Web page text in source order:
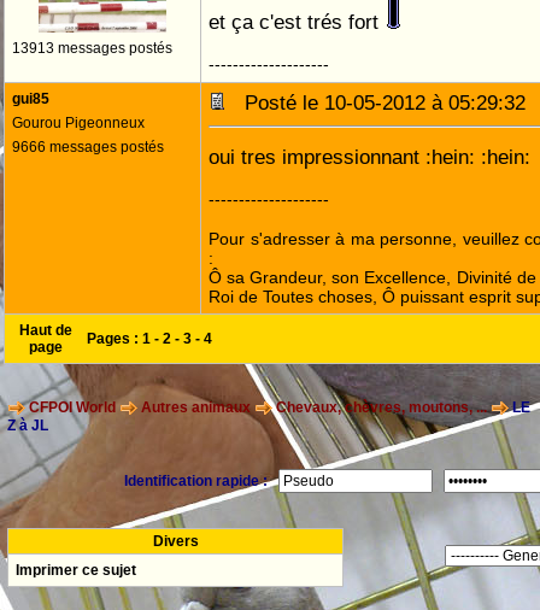
13913 messages postés
et ça c'est trés fort
--------------------
gui85
Gourou Pigeonneux
9666 messages postés
Posté le 10-05-2012 à
oui tres impressionnant :hein: :hein:
--------------------
Pour s'adresser à ma personne, veuillez
:
Ô sa Grandeur, son Excellence, Divinité
Roi de Toutes choses, Ô puissant esprit
Haut de
page
Pages : 1 - 2 - 3 - 4
CFPOI World Autres animaux Chevaux, chèvres, moutons, ...
LE
Z à JL
Identification rapide :
Divers
Imprimer ce sujet